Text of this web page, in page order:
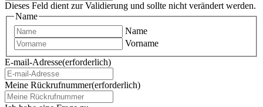
Dieses Feld dient zur Validierung und sollte nicht verändert werden.
Name
Name
Vorname
E-mail-Adresse(erforderlich)
Meine Rückrufnummer(erforderlich)